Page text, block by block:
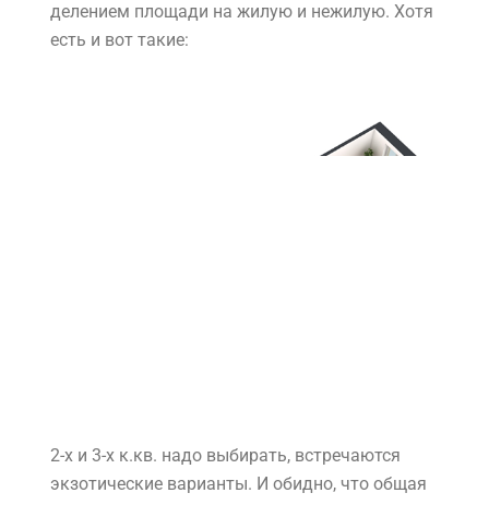
делением площади на жилую и нежилую. Хотя
есть и вот такие:
2-х и 3-х к.кв. надо выбирать, встречаются
экзотические варианты. И обидно, что общая